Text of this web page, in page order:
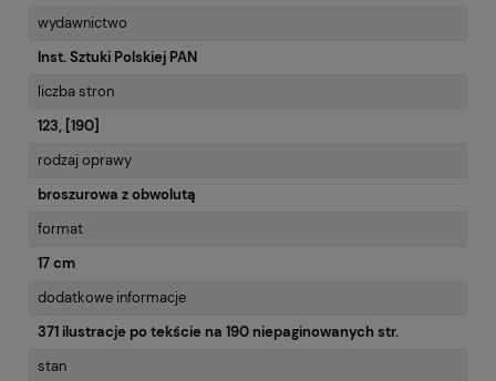
wydawnictwo
Inst. Sztuki Polskiej PAN
liczba stron
123, [190]
rodzaj oprawy
broszurowa z obwolutą
format
17 cm
dodatkowe informacje
371 ilustracje po tekście na 190 niepaginowanych str.
stan